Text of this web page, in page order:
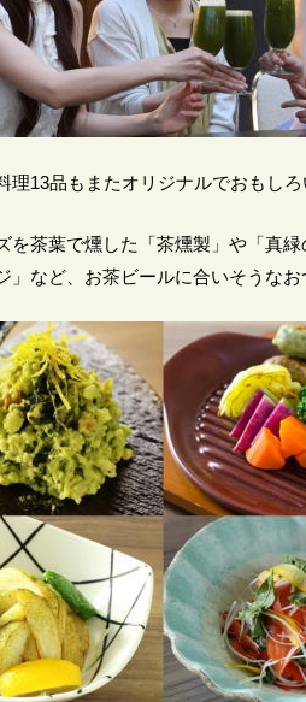
理13品もまたオリジナルでおもしろ
を茶葉で燻した「茶燻製」や「真
」など、お茶ビールに合いそうなお